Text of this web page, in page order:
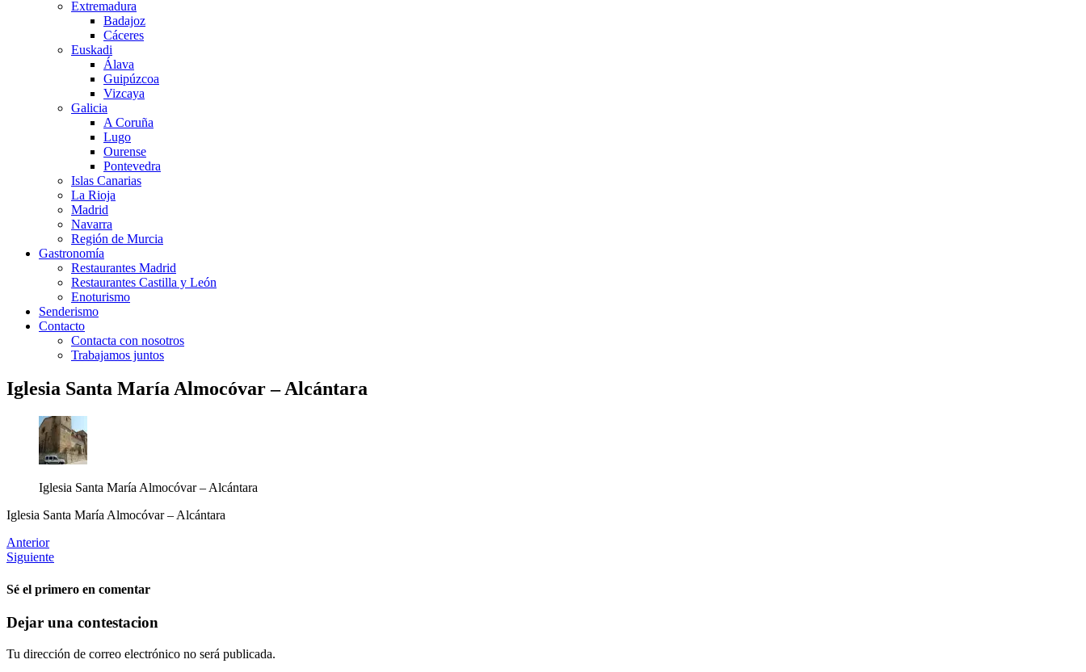
Extremadura
Badajoz
Cáceres
Euskadi
Álava
Guipúzcoa
Vizcaya
Galicia
A Coruña
Lugo
Ourense
Pontevedra
Islas Canarias
La Rioja
Madrid
Navarra
Región de Murcia
Gastronomía
Restaurantes Madrid
Restaurantes Castilla y León
Enoturismo
Senderismo
Contacto
Contacta con nosotros
Trabajamos juntos
Iglesia Santa María Almocóvar – Alcántara
Iglesia Santa María Almocóvar – Alcántara
Iglesia Santa María Almocóvar – Alcántara
Anterior
Siguiente
Sé el primero en comentar
Dejar una contestacion
Tu dirección de correo electrónico no será publicada.